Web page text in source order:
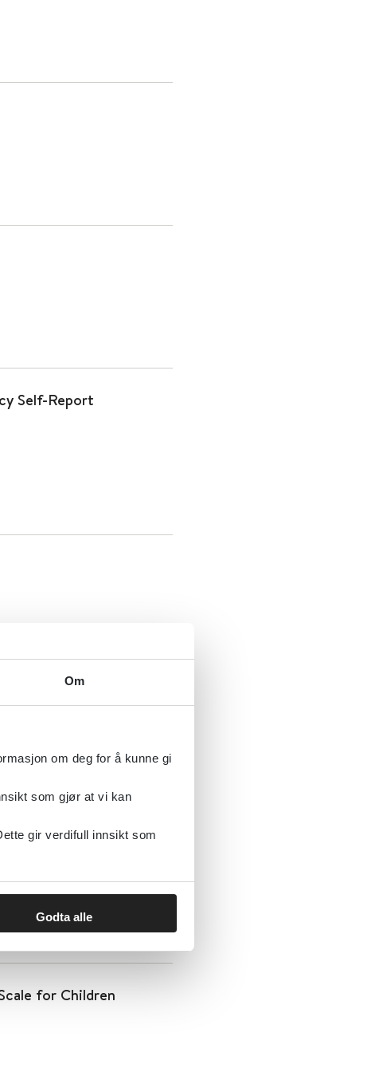
Om
om deg for å kunne gi
som gjør at vi kan
gir verdifull innsikt som
Godta alle
Self-Report
for Children